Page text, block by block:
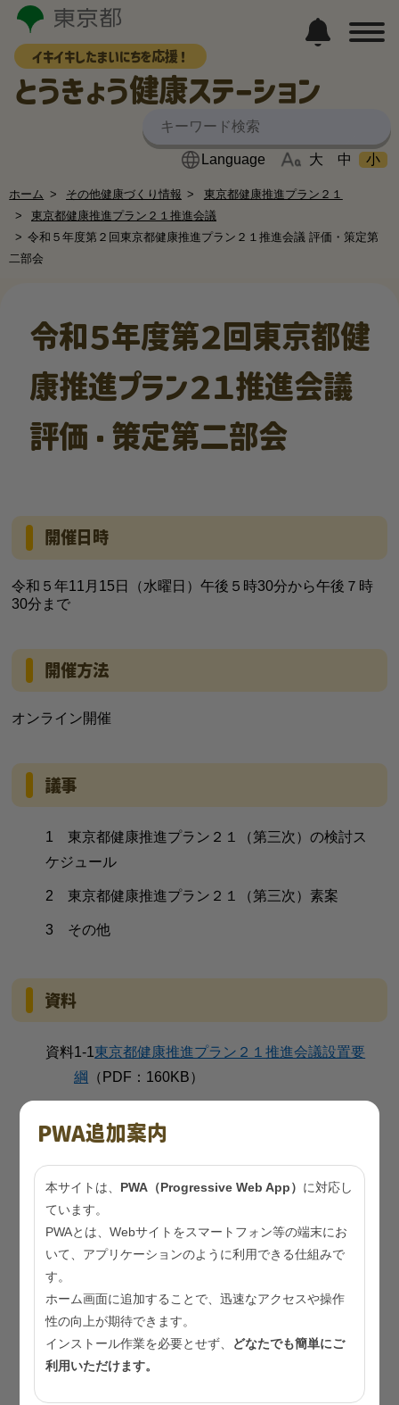
イキイキしたまいにちを応援！
とうきょう健康ステーション
大 中 小
ホーム その他健康づくり情報
東京都健康推進プラン２１
東京都健康推進プラン２１推進会議
令和５年度第２回東京都健康推進プラン２１推進会議 評価・策定第
二部会
令和５年度第２回東京都健
康推進プラン２１推進会議
評価・策定第二部会
開催日時
令和５年11月15日（水曜日）午後５時30分から午後７時
30分まで
開催方法
オンライン開催
議事
1 東京都健康推進プラン２１（第三次）の検討ス
ケジュール
2 東京都健康推進プラン２１（第三次）素案
3 その他
資料
資料1-1東京都健康推進プラン２１推進会議設置要
綱
（PDF：160KB）
会議 評価・策定部会 委員名簿
資料2
東京都健康推進プラン２１（第三次）の検討
スケジュール
資料3(1/6)東京都健康推進プラン２１（第三次）素
２１（第三次）の策定に当たって（PDF：
2,259KB）
資料3(2/6)東京都健康推進プラン２１（第三次）素
PWA追加案内
本サイトは、 PWA（Progressive Web App） に対応し
ています。
PWAとは、Webサイトをスマートフォン等の端末にお
いて、アプリケーションのように利用できる仕組みで
す。
ホーム画面に追加することで、迅速なアクセスや操作
性の向上が期待できます。
インストール作業を必要とせず、 どなたでも簡単にご
利用いただけます。